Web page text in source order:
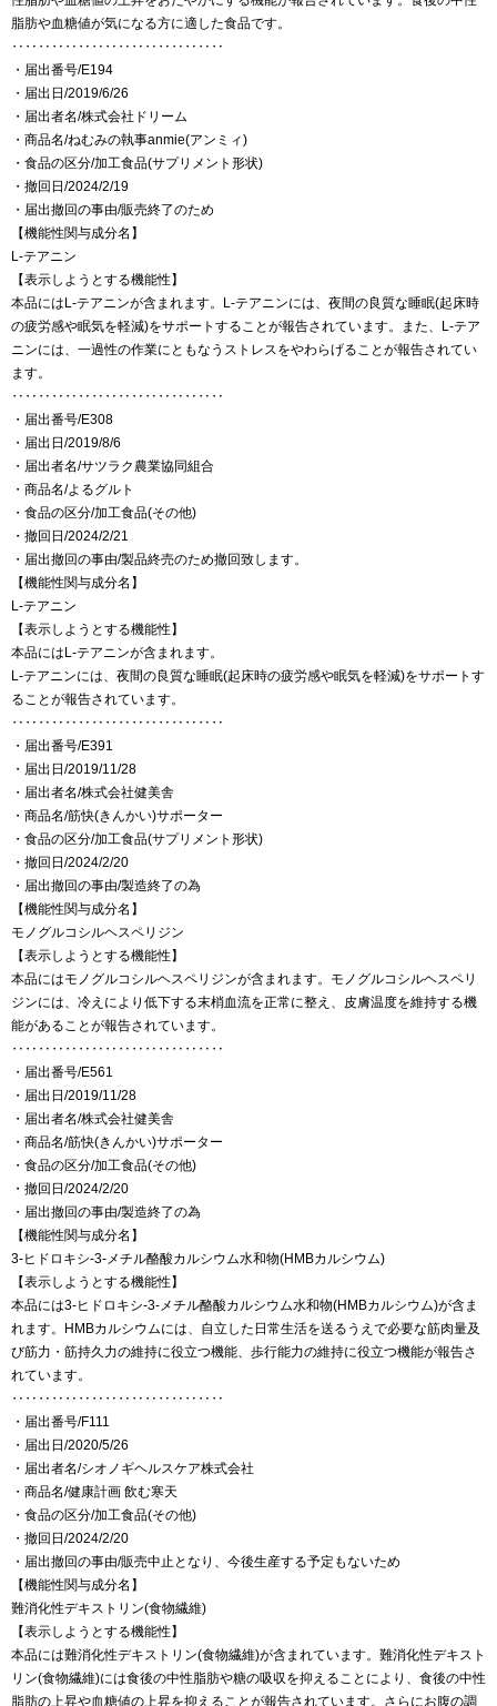
脂肪や血糖値が気になる方に適した食品です。
‥‥‥‥‥‥‥‥‥‥‥‥‥‥‥‥
・届出番号/E194
・届出日/2019/6/26
・届出者名/株式会社ドリーム
・商品名/ねむみの執事anmie(アンミィ)
・食品の区分/加工食品(サプリメント形状)
・撤回日/2024/2/19
・届出撤回の事由/販売終了のため
【機能性関与成分名】
L-テアニン
【表示しようとする機能性】
本品にはL-テアニンが含まれます。L-テアニンには、夜間の良質な睡眠(起床時
の疲労感や眠気を軽減)をサポートすることが報告されています。また、L-テア
ニンには、一過性の作業にともなうストレスをやわらげることが報告されてい
ます。
‥‥‥‥‥‥‥‥‥‥‥‥‥‥‥‥
・届出番号/E308
・届出日/2019/8/6
・届出者名/サツラク農業協同組合
・商品名/よるグルト
・食品の区分/加工食品(その他)
・撤回日/2024/2/21
・届出撤回の事由/製品終売のため撤回致します。
【機能性関与成分名】
L-テアニン
【表示しようとする機能性】
本品にはL-テアニンが含まれます。
L-テアニンには、夜間の良質な睡眠(起床時の疲労感や眠気を軽減)をサポートす
ることが報告されています。
‥‥‥‥‥‥‥‥‥‥‥‥‥‥‥‥
・届出番号/E391
・届出日/2019/11/28
・届出者名/株式会社健美舎
・商品名/筋快(きんかい)サポーター
・食品の区分/加工食品(サプリメント形状)
・撤回日/2024/2/20
・届出撤回の事由/製造終了の為
【機能性関与成分名】
モノグルコシルヘスペリジン
【表示しようとする機能性】
本品にはモノグルコシルヘスペリジンが含まれます。モノグルコシルヘスペリ
ジンには、冷えにより低下する末梢血流を正常に整え、皮膚温度を維持する機
能があることが報告されています。
‥‥‥‥‥‥‥‥‥‥‥‥‥‥‥‥
・届出番号/E561
・届出日/2019/11/28
・届出者名/株式会社健美舎
・商品名/筋快(きんかい)サポーター
・食品の区分/加工食品(その他)
・撤回日/2024/2/20
・届出撤回の事由/製造終了の為
【機能性関与成分名】
3-ヒドロキシ-3-メチル酪酸カルシウム水和物(HMBカルシウム)
【表示しようとする機能性】
本品には3-ヒドロキシ-3-メチル酪酸カルシウム水和物(HMBカルシウム)が含ま
れます。HMBカルシウムには、自立した日常生活を送るうえで必要な筋肉量及
び筋力・筋持久力の維持に役立つ機能、歩行能力の維持に役立つ機能が報告さ
れています。
‥‥‥‥‥‥‥‥‥‥‥‥‥‥‥‥
・届出番号/F111
・届出日/2020/5/26
・届出者名/シオノギヘルスケア株式会社
・商品名/健康計画 飲む寒天
・食品の区分/加工食品(その他)
・撤回日/2024/2/20
・届出撤回の事由/販売中止となり、今後生産する予定もないため
【機能性関与成分名】
難消化性デキストリン(食物繊維)
【表示しようとする機能性】
本品には難消化性デキストリン(食物繊維)が含まれています。難消化性デキスト
リン(食物繊維)には食後の中性脂肪や糖の吸収を抑えることにより、食後の中性
脂肪の上昇や血糖値の上昇を抑えることが報告されています。さらにお腹の調